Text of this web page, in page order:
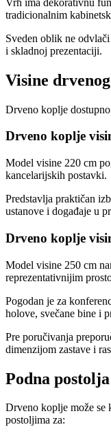
Vrh ima dekorativnu
tradicionalnim
Sveden oblik ne
i skladnoj prezentaciji.
Visine
Drveno koplje
Drveno koplje
Model visine 220 cm
kancelarijskih postavki.
Predstavlja praktičan
ustanove i događaje u
Drveno koplje
Model visine 250 cm
reprezentativnijim
Pogodan je za
holove, svečane bine i
Pre poručivanja
dimenzijom zastave i
Podna
Drveno koplje može se
postoljima za: